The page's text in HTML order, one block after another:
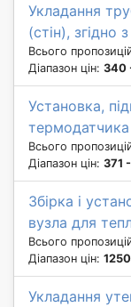
Укладання
(стін), згідно
Всього
Діапазон цін: 340
Установка,
термодатчика
Всього
Діапазон цін: 371
Збірка і
вузла для
Всього
Діапазон цін:
Укладання